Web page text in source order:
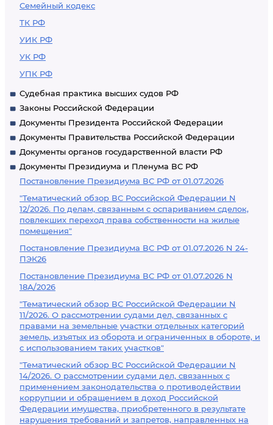
Семейный кодекс
ТК РФ
УИК РФ
УК РФ
УПК РФ
Судебная практика высших судов РФ
Законы Российской Федерации
Документы Президента Российской Федерации
Документы Правительства Российской Федерации
Документы органов государственной власти РФ
Документы Президиума и Пленума ВС РФ
Постановление Президиума ВС РФ от 01.07.2026
"Тематический обзор ВС Российской Федерации N
12/2026. По делам, связанным с оспариванием сделок,
повлекших переход права собственности на жилые
помещения"
Постановление Президиума ВС РФ от 01.07.2026 N 24-
ПЭК26
Постановление Президиума ВС РФ от 01.07.2026 N
18А/2026
"Тематический обзор ВС Российской Федерации N
11/2026. О рассмотрении судами дел, связанных с
правами на земельные участки отдельных категорий
земель, изъятых из оборота и ограниченных в обороте, и
с использованием таких участков"
"Тематический обзор ВС Российской Федерации N
14/2026. О рассмотрении судами дел, связанных с
применением законодательства о противодействии
коррупции и обращением в доход Российской
Федерации имущества, приобретенного в результате
нарушения требований и запретов, направленных на